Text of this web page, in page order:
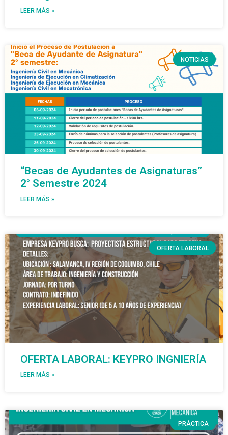
LEER MÁS »
NOTICIAS
“Becas de Ayudantes de Asignaturas”
2° Semestre 2024
LEER MÁS »
OFERTA LABORAL
OFERTA LABORAL: KEYPRO INGNIERÍA
LEER MÁS »
PRÁCTICA